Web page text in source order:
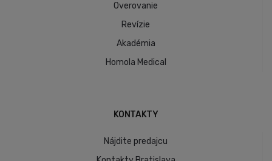
Overovanie
Revízie
Akadémia
Homola Medical
KONTAKTY
Nájdite predajcu